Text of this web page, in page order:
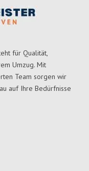
für Qualität,
Umzug. Mit
Team sorgen wir
auf Ihre Bedürfnisse